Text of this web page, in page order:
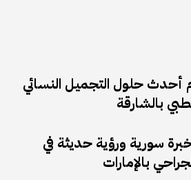
أحدث حلول التجميل النسائي
بالشارقة
سورية ورؤية حديثة في
بالإمارات